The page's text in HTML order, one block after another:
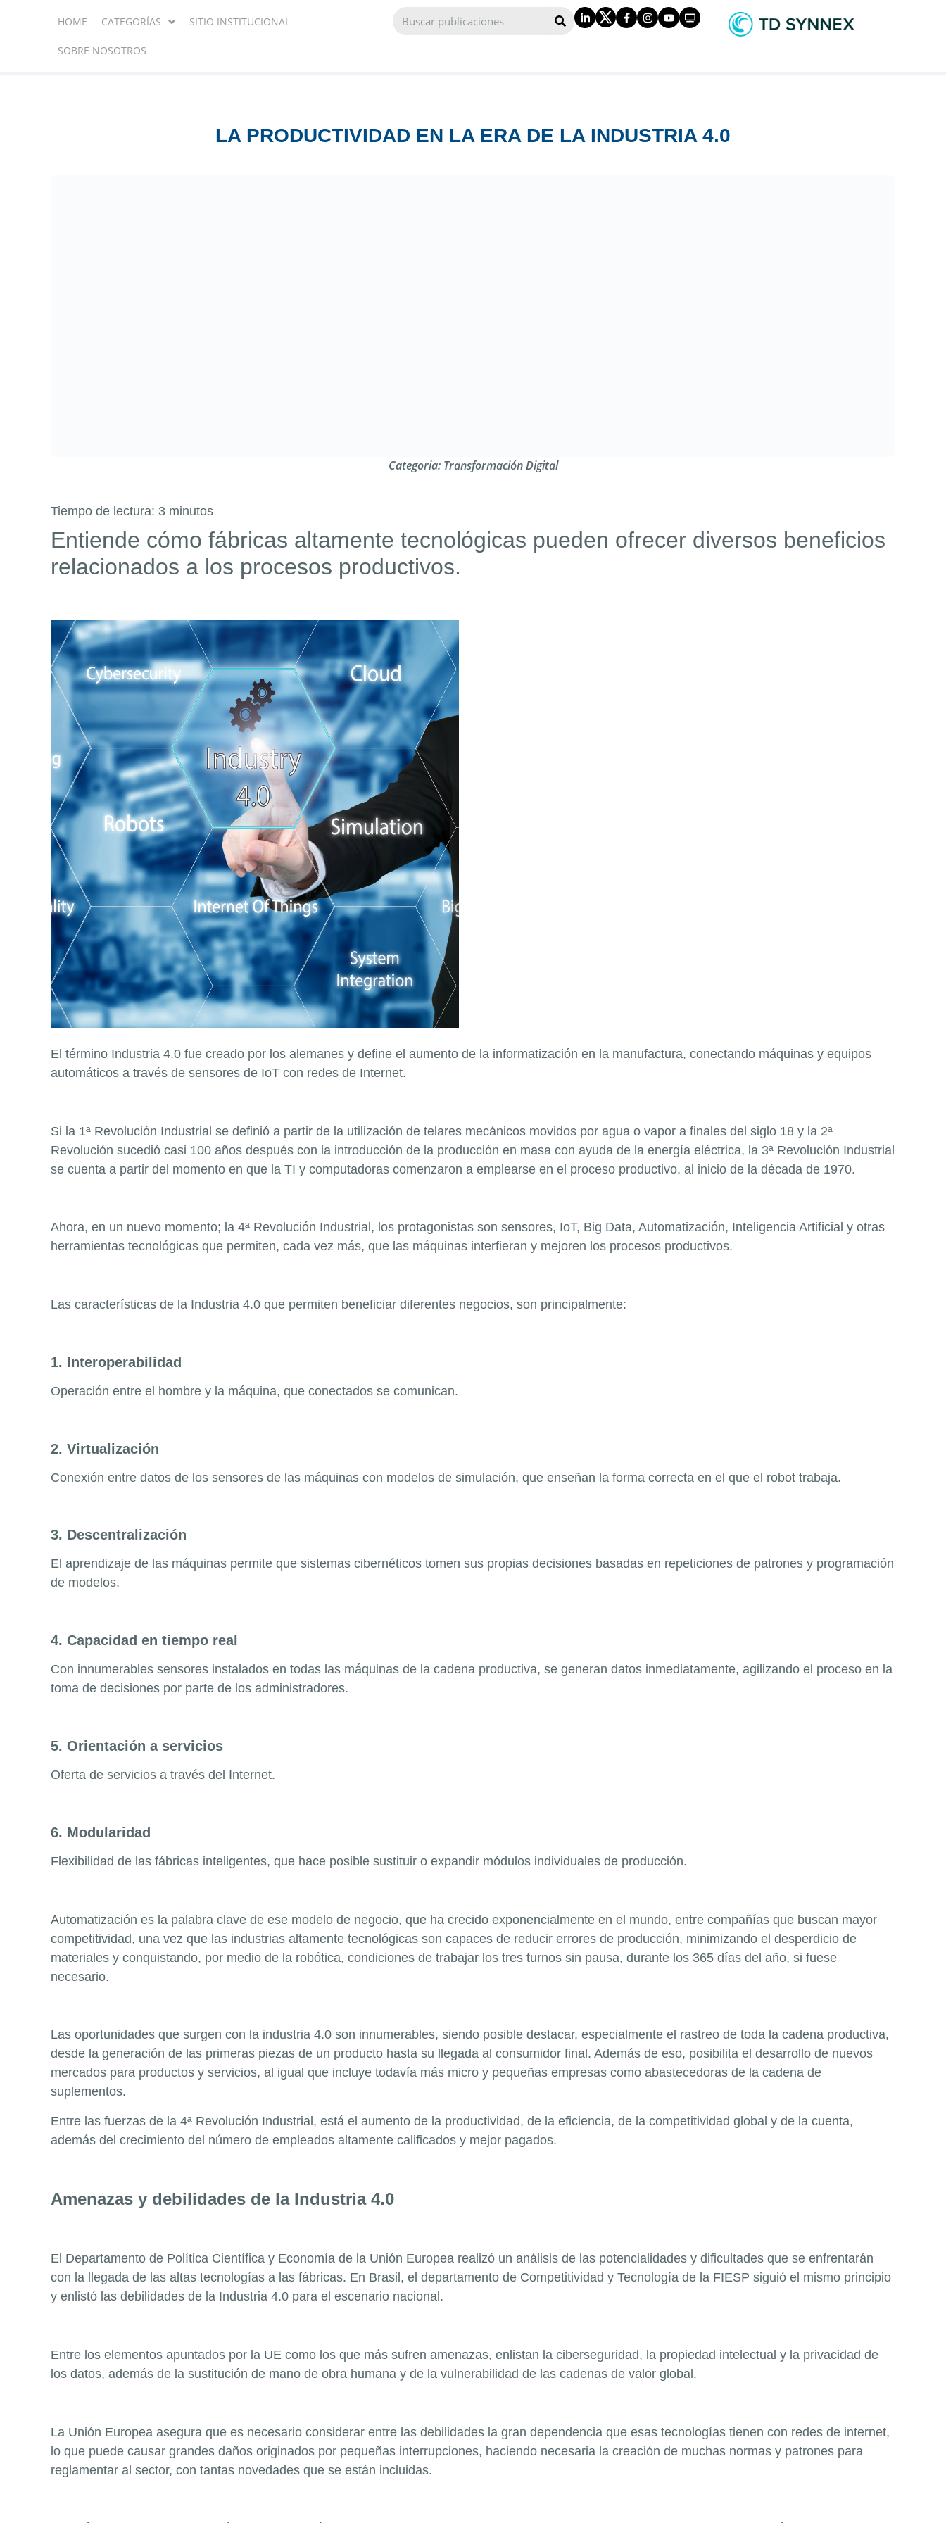
HOME CATEGORÍAS SITIO INSTITUCIONAL
SOBRE NOSOTROS
LA PRODUCTIVIDAD EN LA ERA DE LA INDUSTRIA 4.0
Categoria: Transformación Digital
Tiempo de lectura: 3 minutos
Entiende cómo fábricas altamente tecnológicas pueden ofrecer diversos beneficios
relacionados a los procesos productivos.
El término Industria 4.0 fue creado por los alemanes y define el aumento de la informatización en la manufactura, conectando máquinas y equipos
automáticos a través de sensores de IoT con redes de Internet.
Si la 1ª Revolución Industrial se definió a partir de la utilización de telares mecánicos movidos por agua o vapor a finales del siglo 18 y la 2ª
Revolución sucedió casi 100 años después con la introducción de la producción en masa con ayuda de la energía eléctrica, la 3ª Revolución Industrial
se cuenta a partir del momento en que la TI y computadoras comenzaron a emplearse en el proceso productivo, al inicio de la década de 1970.
Ahora, en un nuevo momento; la 4ª Revolución Industrial, los protagonistas son sensores, IoT, Big Data, Automatización, Inteligencia Artificial y otras
herramientas tecnológicas que permiten, cada vez más, que las máquinas interfieran y mejoren los procesos productivos.
Las características de la Industria 4.0 que permiten beneficiar diferentes negocios, son principalmente:
1. Interoperabilidad
Operación entre el hombre y la máquina, que conectados se comunican.
2. Virtualización
Conexión entre datos de los sensores de las máquinas con modelos de simulación, que enseñan la forma correcta en el que el robot trabaja.
3. Descentralización
El aprendizaje de las máquinas permite que sistemas cibernéticos tomen sus propias decisiones basadas en repeticiones de patrones y programación
de modelos.
4. Capacidad en tiempo real
Con innumerables sensores instalados en todas las máquinas de la cadena productiva, se generan datos inmediatamente, agilizando el proceso en la
toma de decisiones por parte de los administradores.
5. Orientación a servicios
Oferta de servicios a través del Internet.
6. Modularidad
Flexibilidad de las fábricas inteligentes, que hace posible sustituir o expandir módulos individuales de producción.
Automatización es la palabra clave de ese modelo de negocio, que ha crecido exponencialmente en el mundo, entre compañías que buscan mayor
competitividad, una vez que las industrias altamente tecnológicas son capaces de reducir errores de producción, minimizando el desperdicio de
materiales y conquistando, por medio de la robótica, condiciones de trabajar los tres turnos sin pausa, durante los 365 días del año, si fuese
necesario.
Las oportunidades que surgen con la industria 4.0 son innumerables, siendo posible destacar, especialmente el rastreo de toda la cadena productiva,
desde la generación de las primeras piezas de un producto hasta su llegada al consumidor final. Además de eso, posibilita el desarrollo de nuevos
mercados para productos y servicios, al igual que incluye todavía más micro y pequeñas empresas como abastecedoras de la cadena de
suplementos.
Entre las fuerzas de la 4ª Revolución Industrial, está el aumento de la productividad, de la eficiencia, de la competitividad global y de la cuenta,
además del crecimiento del número de empleados altamente calificados y mejor pagados.
Amenazas y debilidades de la Industria 4.0
El Departamento de Política Científica y Economía de la Unión Europea realizó un análisis de las potencialidades y dificultades que se enfrentarán
con la llegada de las altas tecnologías a las fábricas. En Brasil, el departamento de Competitividad y Tecnología de la FIESP siguió el mismo principio
y enlistó las debilidades de la Industria 4.0 para el escenario nacional.
Entre los elementos apuntados por la UE como los que más sufren amenazas, enlistan la ciberseguridad, la propiedad intelectual y la privacidad de
los datos, además de la sustitución de mano de obra humana y de la vulnerabilidad de las cadenas de valor global.
La Unión Europea asegura que es necesario considerar entre las debilidades la gran dependencia que esas tecnologías tienen con redes de internet,
lo que puede causar grandes daños originados por pequeñas interrupciones, haciendo necesaria la creación de muchas normas y patrones para
reglamentar al sector, con tantas novedades que se están incluidas.